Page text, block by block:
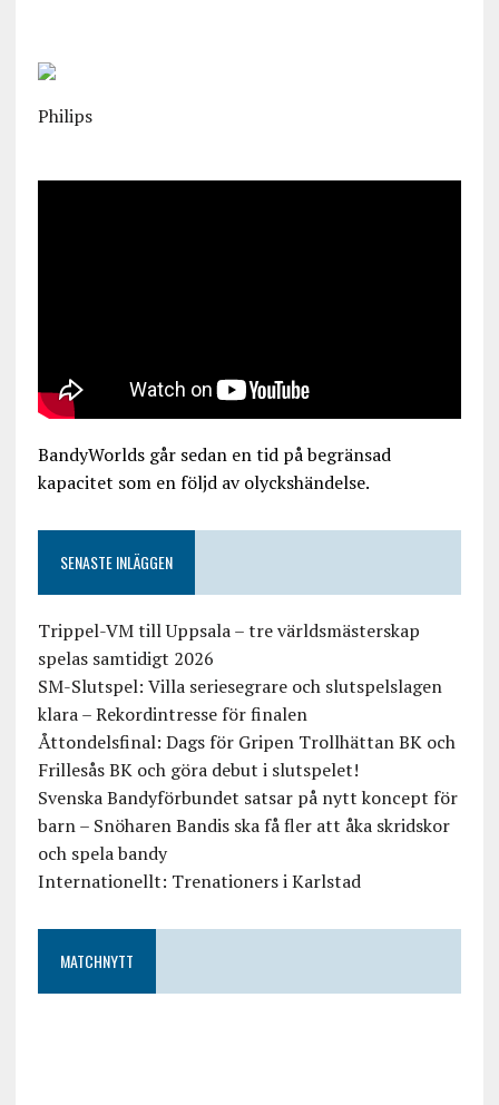
Philips
BandyWorlds går sedan en tid på begränsad
kapacitet som en följd av olyckshändelse.
SENASTE INLÄGGEN
Trippel-VM till Uppsala – tre världsmästerskap
spelas samtidigt 2026
SM-Slutspel: Villa seriesegrare och slutspelslagen
klara – Rekordintresse för finalen
Åttondelsfinal: Dags för Gripen Trollhättan BK och
Frillesås BK och göra debut i slutspelet!
Svenska Bandyförbundet satsar på nytt koncept för
barn – Snöharen Bandis ska få fler att åka skridskor
och spela bandy
Internationellt: Trenationers i Karlstad
MATCHNYTT